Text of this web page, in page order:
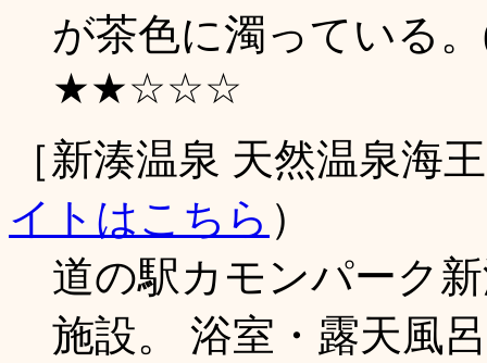
が茶色に濁っている
★★☆☆☆
［新湊温泉 天然温泉海
イトはこちら ）
道の駅カモンパーク
施設。 浴室・露天風